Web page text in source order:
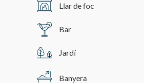
Llar de foc
Bar
Jardí
Banyera